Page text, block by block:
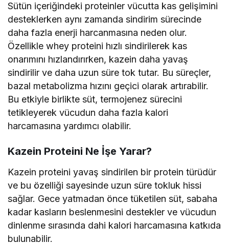
Sütün içeriğindeki proteinler vücutta kas gelişimini
desteklerken aynı zamanda sindirim sürecinde
daha fazla enerji harcanmasına neden olur.
Özellikle whey proteini hızlı sindirilerek kas
onarımını hızlandırırken, kazein daha yavaş
sindirilir ve daha uzun süre tok tutar. Bu süreçler,
bazal metabolizma hızını geçici olarak artırabilir.
Bu etkiyle birlikte süt, termojenez sürecini
tetikleyerek vücudun daha fazla kalori
harcamasına yardımcı olabilir.
Kazein Proteini Ne İşe Yarar?
Kazein proteini yavaş sindirilen bir protein türüdür
ve bu özelliği sayesinde uzun süre tokluk hissi
sağlar. Gece yatmadan önce tüketilen süt, sabaha
kadar kasların beslenmesini destekler ve vücudun
dinlenme sırasında dahi kalori harcamasına katkıda
bulunabilir.